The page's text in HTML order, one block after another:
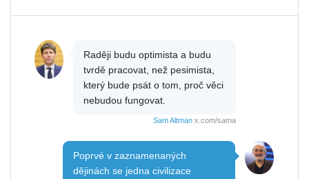
Raději budu optimista a budu
tvrdě pracovat, než pesimista,
který bude psát o tom, proč věci
nebudou fungovat.
Sam Altman x.com/sama
Poprvé v zaznamenaných
dějinách se jedna civilizace